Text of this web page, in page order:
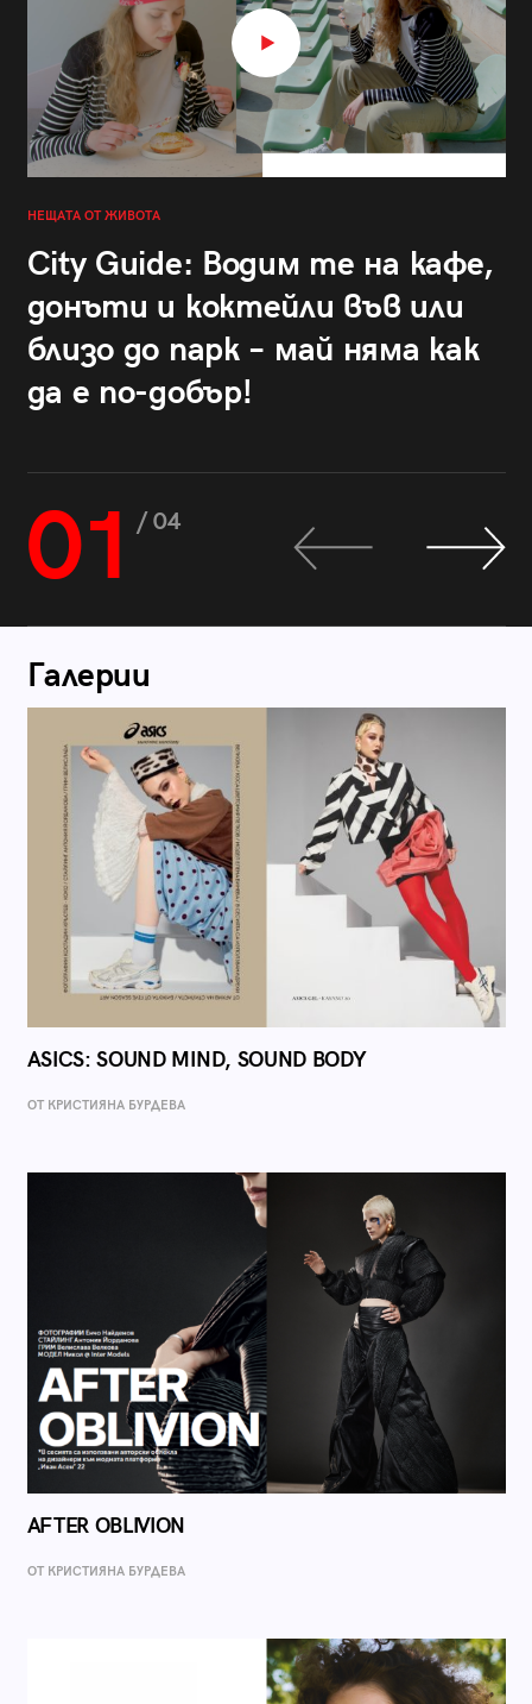
НЕЩАТА ОТ ЖИВОТА
City Guide: Водим те на кафе,
донъти и коктейли във или
близо до парк – май няма как
да е по-добър!
01 / 04
Галерии
ASICS: SOUND MIND, SOUND BODY
ОТ КРИСТИЯНА БУРДЕВА
AFTER OBLIVION
ОТ КРИСТИЯНА БУРДЕВА